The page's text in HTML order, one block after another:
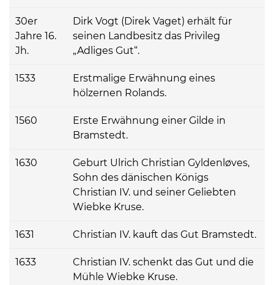
30er
Jahre 16.
Jh.
Dirk Vogt (Direk Vaget) erhält für
seinen Landbesitz das Privileg
„Adliges Gut“.
1533
Erstmalige Erwähnung eines
hölzernen Rolands.
1560
Erste Erwähnung einer Gilde in
Bramstedt.
1630
Geburt Ulrich Christian Gyldenløves,
Sohn des dänischen Königs
Christian IV. und seiner Geliebten
Wiebke Kruse.
1631 Christian IV. kauft das Gut Bramstedt.
1633
Christian IV. schenkt das Gut und die
Mühle Wiebke Kruse.